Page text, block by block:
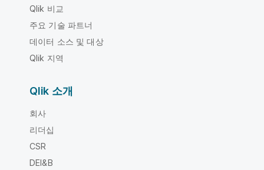
Qlik 비교
주요 기술 파트너
데이터 소스 및 대상
Qlik 지역
Qlik 소개
회사
리더십
CSR
DEI&B